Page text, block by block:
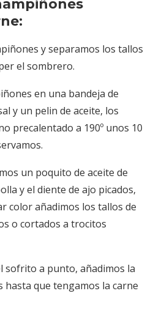
y separamos los tallos
el sombrero.
en una bandeja de
y un pelin de aceite, los
precalentado a 190º unos 10
un poquito de aceite de
y el diente de ajo picados,
color añadimos los tallos de
o cortados a trocitos
sofrito a punto, añadimos la
hasta que tengamos la carne